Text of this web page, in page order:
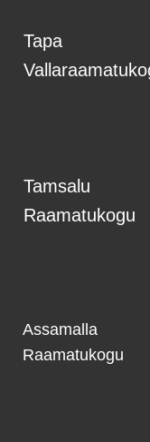
Tapa
Tamsalu
Raamatukogu
Assamalla
Raamatukogu